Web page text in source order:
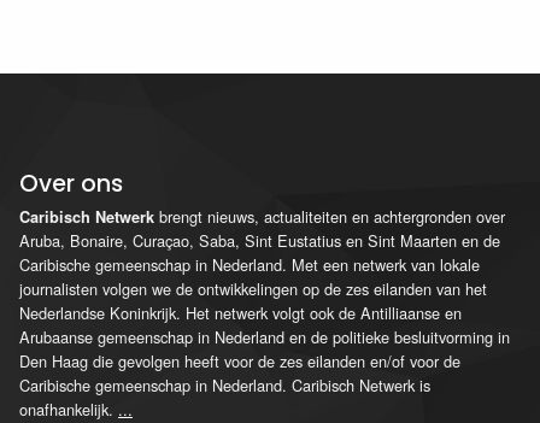
Over ons
Caribisch Netwerk brengt nieuws, actualiteiten en achtergronden over
Aruba, Bonaire, Curaçao, Saba, Sint Eustatius en Sint Maarten en de
Caribische gemeenschap in Nederland. Met een netwerk van lokale
journalisten volgen we de ontwikkelingen op de zes eilanden van het
Nederlandse Koninkrijk. Het netwerk volgt ook de Antilliaanse en
Arubaanse gemeenschap in Nederland en de politieke besluitvorming in
Den Haag die gevolgen heeft voor de zes eilanden en/of voor de
Caribische gemeenschap in Nederland. Caribisch Netwerk is
onafhankelijk. ...